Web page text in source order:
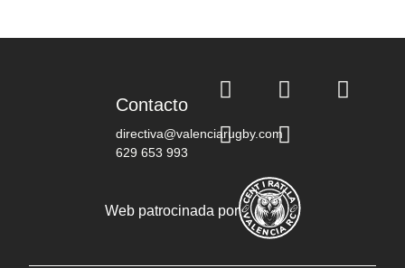
Contacto
directiva@valenciarugby.com
629 653 993
Web patrocinada por